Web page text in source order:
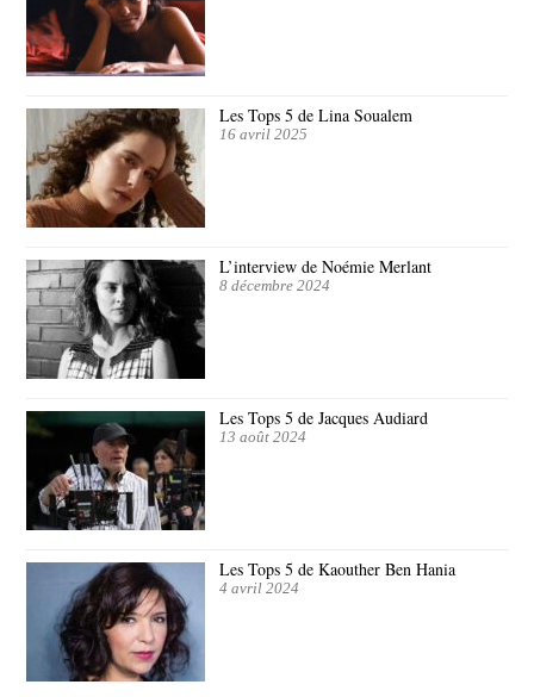
Les Tops 5 de Lina Soualem
16 avril 2025
L’interview de Noémie Merlant
8 décembre 2024
Les Tops 5 de Jacques Audiard
13 août 2024
Les Tops 5 de Kaouther Ben Hania
4 avril 2024